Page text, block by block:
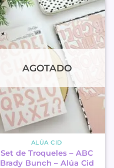
AGOTADO
ALÚA CID
Set de Troqueles – ABC
Brady Bunch – Alúa Cid